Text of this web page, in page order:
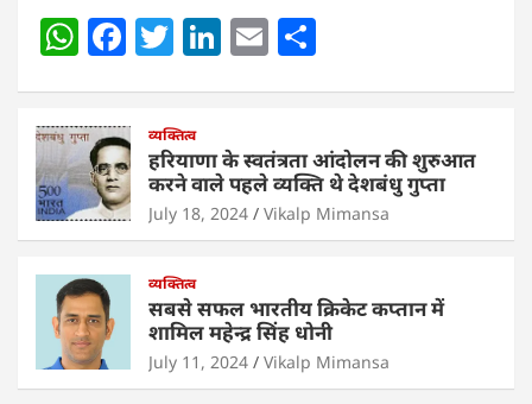
W
at
s
A
p
p
F
c
e
b
o
o
T
er
Li
e
dI
n
E
l e
व्यक्तित्व
हरियाणा के स्वतंत्रता आंदोलन की शुरुआत
करने वाले पहले व्यक्ति थे देशबंधु गुप्ता
July 18, 2024 Vikalp Mimansa
व्यक्तित्व
सबसे सफल भारतीय क्रिकेट कप्तान में
शामिल महेन्द्र सिंह धोनी
July 11, 2024 Vikalp Mimansa